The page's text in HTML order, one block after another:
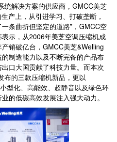
解决方案的供应商，GMCC美芝
产上，从引进学习、打破垄断，
条曲折但坚定的道路”，GMCC空
示，从2006年美芝空调压缩机成
销破亿台，GMCC美芝&Welling
制造能力以及不断完备的产品布
口大国贡献了科技力量。而本次
布的三款压缩机新品，更以
型化、高能效、超静音以及绿色环
的低碳高效发展注入强大动力。